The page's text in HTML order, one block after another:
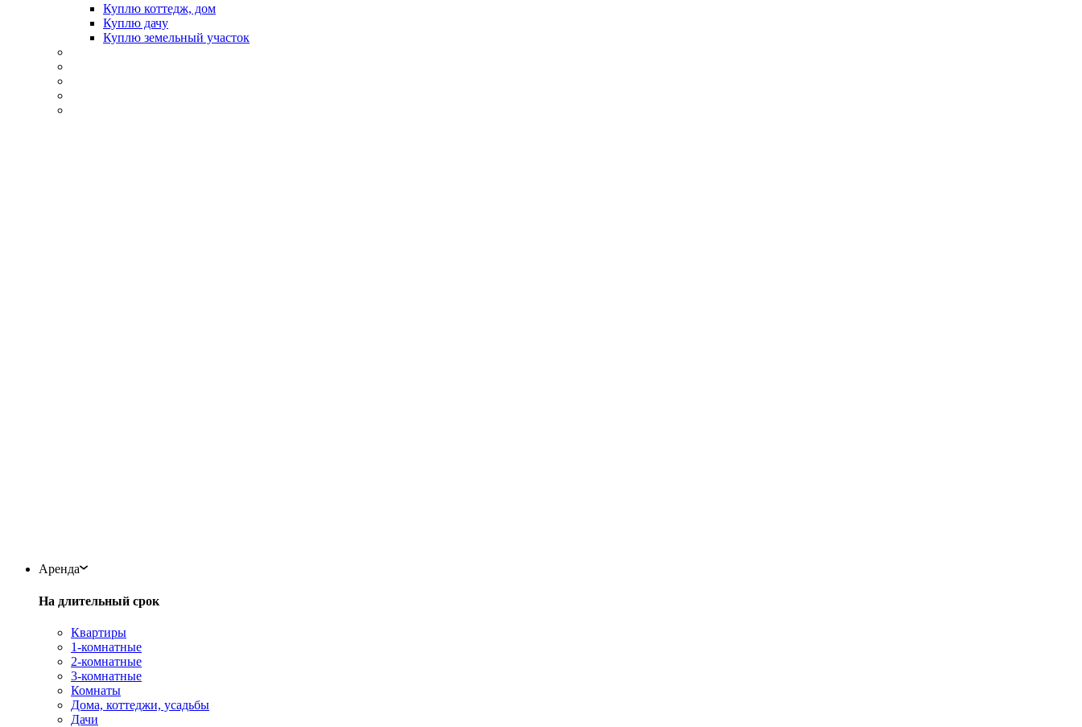
Куплю коттедж, дом
Куплю дачу
Куплю земельный участок
Аренда
На длительный срок
Квартиры
1-комнатные
2-комнатные
3-комнатные
Комнаты
Дома, коттеджи, усадьбы
Дачи